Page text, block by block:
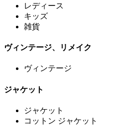
レディース
キッズ
雑貨
ヴィンテージ、リメイク
ヴィンテージ
ジャケット
ジャケット
コットン ジャケット